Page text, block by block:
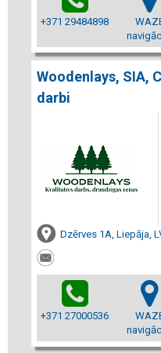
+371 29484898
Woodenlays, SIA,
darbi
Dzērves 1A, Liepāja,
+371 27000536